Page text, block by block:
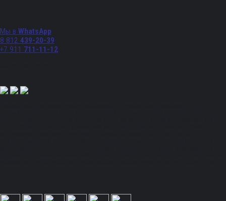
Мы в WhatsApp
8 812 439-20-39
+7 911 711-11-12